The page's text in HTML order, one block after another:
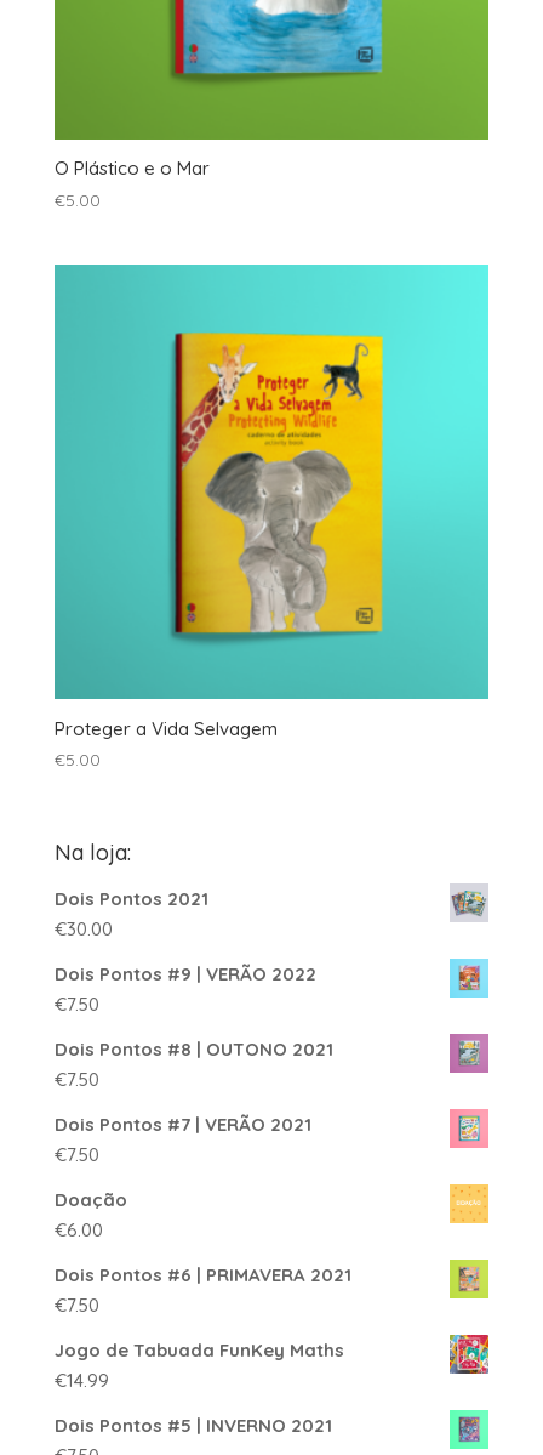
O Plástico e o Mar
€5.00
Proteger a Vida Selvagem
€5.00
Na loja:
Dois Pontos 2021
€30.00
Dois Pontos #9 | VERÃO 2022
€7.50
Dois Pontos #8 | OUTONO 2021
€7.50
Dois Pontos #7 | VERÃO 2021
€7.50
Doação
€6.00
Dois Pontos #6 | PRIMAVERA 2021
€7.50
Jogo de Tabuada FunKey Maths
€14.99
Dois Pontos #5 | INVERNO 2021